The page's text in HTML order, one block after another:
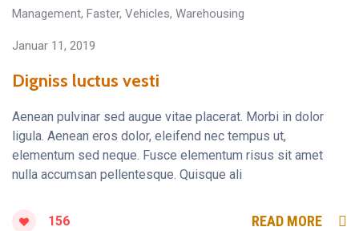
Management, Faster, Vehicles, Warehousing
Januar 11, 2019
Digniss luctus vesti
Aenean pulvinar sed augue vitae placerat. Morbi in dolor
ligula. Aenean eros dolor, eleifend nec tempus ut,
elementum sed neque. Fusce elementum risus sit amet
nulla accumsan pellentesque. Quisque ali
156 READ MORE